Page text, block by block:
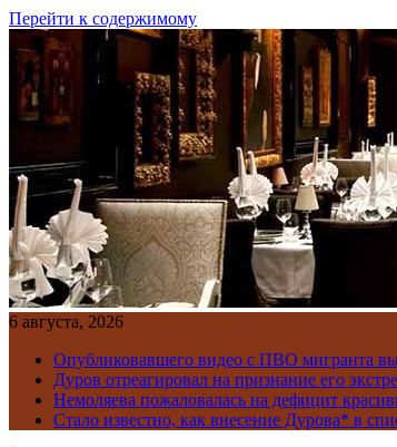
Перейти к содержимому
6 августа, 2026
Опубликовавшего видео с ПВО мигранта
Дуров отреагировал на признание его
Немоляева пожаловалась на дефицит
Стало известно, как внесение Дурова* в